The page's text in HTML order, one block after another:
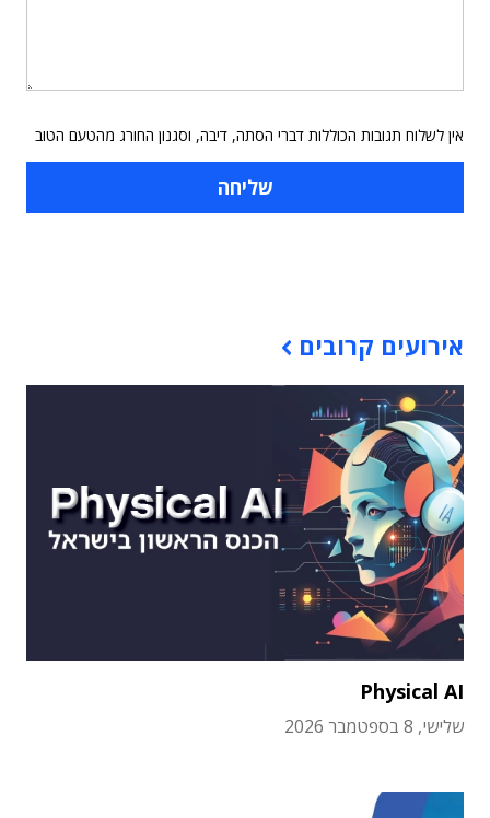
אין לשלוח תגובות הכוללות דברי הסתה, דיבה, וסגנון החורג מהטעם הטוב
אירועים קרובים
Physical AI
שלישי, 8 בספטמבר 2026